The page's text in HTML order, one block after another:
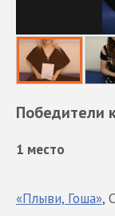
Победители
1 место
«Плыви, Гоша»,